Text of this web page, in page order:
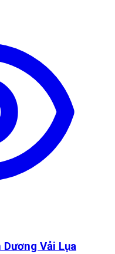
Dương Vải Lụa